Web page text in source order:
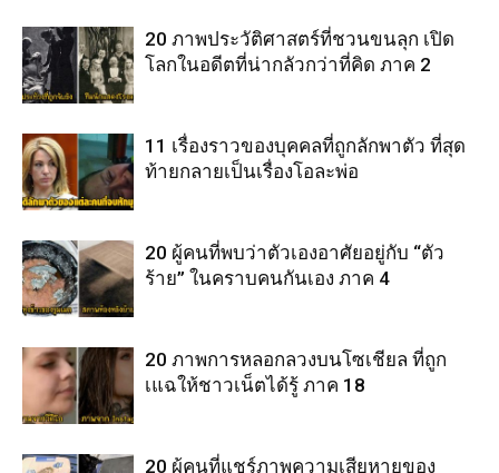
20 ภาพประวัติศาสตร์ที่ชวนขนลุก เปิด
โลกในอดีตที่น่ากลัวกว่าที่คิด ภาค 2
11 เรื่องราวของบุคคลที่ถูกลักพาตัว ที่สุด
ท้ายกลายเป็นเรื่องโอละพ่อ
20 ผู้คนที่พบว่าตัวเองอาศัยอยู่กับ “ตัว
ร้าย” ในคราบคนกันเอง ภาค 4
20 ภาพการหลอกลวงบนโซเชียล ที่ถูก
เแฉให้ชาวเน็ตได้รู้ ภาค 18
20 ผู้คนที่แชร์ภาพความเสียหายของ